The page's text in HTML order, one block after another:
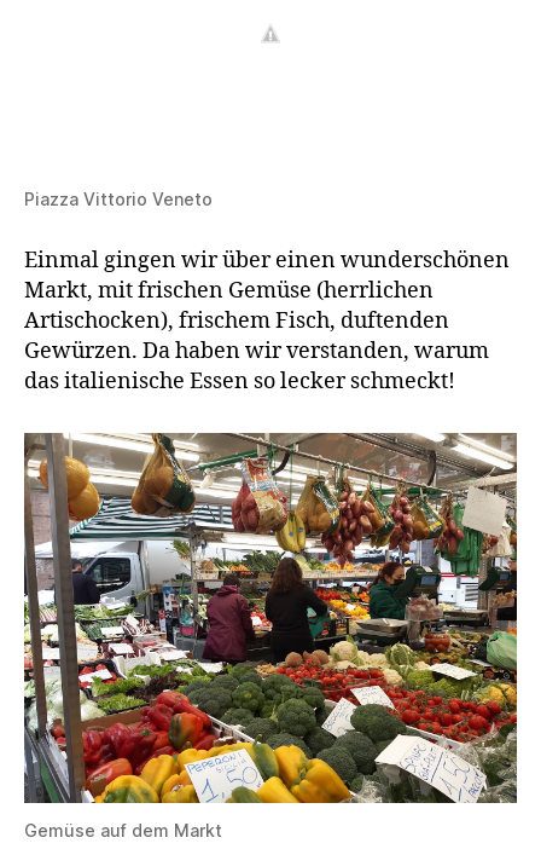
Piazza Vittorio Veneto
Einmal gingen wir über einen wunderschönen
Markt, mit frischen Gemüse (herrlichen
Artischocken), frischem Fisch, duftenden
Gewürzen. Da haben wir verstanden, warum
das italienische Essen so lecker schmeckt!
Gemüse auf dem Markt